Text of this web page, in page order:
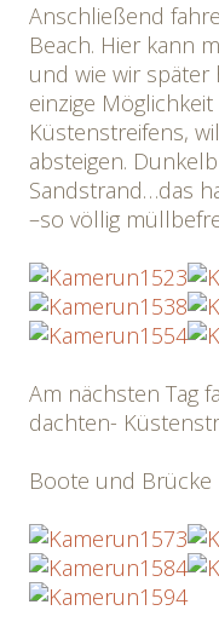
Anschließend
Beach. Hier kann
und wie wir später
einzige
Küstenstreifens,
absteigen.
Sandstrand…das
–so völlig
Am nächsten Tag
dachten-
Boote und Brücke